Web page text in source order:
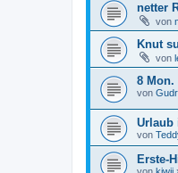
netter
von
Knut
von
8
von
Urlaub
von
Erste-